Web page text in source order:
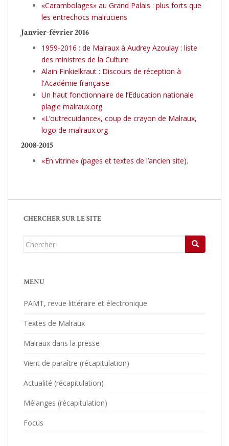
«Carambolages» au Grand Palais : plus forts que
les entrechocs malruciens
Janvier-février 2016
1959-2016 : de Malraux à Audrey Azoulay : liste
des ministres de la Culture
Alain Finkielkraut : Discours de réception à
l'Académie française
Un haut fonctionnaire de l’Education nationale
plagie malraux.org
«L’outrecuidance», coup de crayon de Malraux,
logo de malraux.org
2008-2015
«En vitrine» (pages et textes de l’ancien site).
CHERCHER SUR LE SITE
Chercher...
MENU
PAMT, revue littéraire et électronique
Textes de Malraux
Malraux dans la presse
Vient de paraître (récapitulation)
Actualité (récapitulation)
Mélanges (récapitulation)
Focus